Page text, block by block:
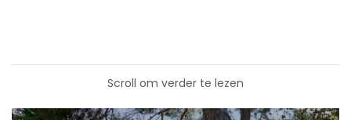
Scroll om verder te lezen